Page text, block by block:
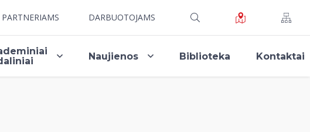
PARTNERIAMS DARBUOTOJAMS
Naujienos Biblioteka Kontaktai